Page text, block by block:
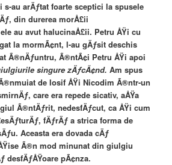
s-au arÄƒtat foarte sceptici la spusele
din durerea morÅ£ii
au avut halucinaÅ£ii. Petru ÅŸi cu
la mormÃ¢nt, l-au gÄƒsit deschis
Ã®nÄƒuntru, Ã®ntÃ¢i Petru ÅŸi apoi
singure zÄƒcÃ¢nd.Am spus
de Iosif ÅŸi Nicodim Ã®ntr-un
care era repede sicativ, aÅŸa
Ã®ntÄƒrit, nedesfÄƒcut, ca ÅŸi cum
fÄƒrÄƒ a strica forma de
Aceasta era dovada cÄƒ
Ã®n mod minunat din giulgiu
desfÄƒÅŸoare pÃ¢nza.